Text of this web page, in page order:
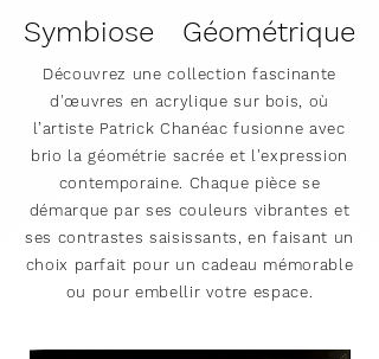
Symbiose Géométrique
Découvrez une collection fascinante
d'œuvres en acrylique sur bois, où
l’artiste Patrick Chanéac fusionne avec
brio la géométrie sacrée et l'expression
contemporaine. Chaque pièce se
démarque par ses couleurs vibrantes et
ses contrastes saisissants, en faisant un
choix parfait pour un cadeau mémorable
ou pour embellir votre espace.